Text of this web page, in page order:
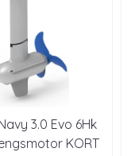
3.0 Evo 6Hk
KORT